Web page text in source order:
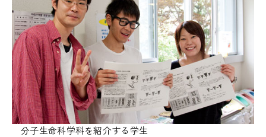
分子生命科学科を紹介する学生